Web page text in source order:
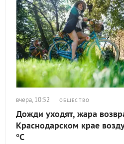
вчера, 10:52 ОБЩЕСТВО
Дожди уходят, жара
Краснодарском крае
°C